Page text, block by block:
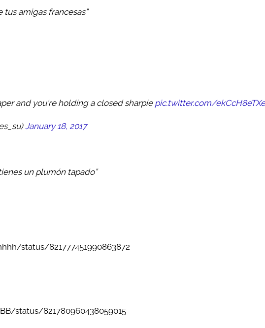
tus amigas francesas”
and you're holding a closed sharpie pic.twitter.com/ekCcH8eTXe
January 18, 2017
un plumón tapado”
status/821777451990863872
status/821780960438059015